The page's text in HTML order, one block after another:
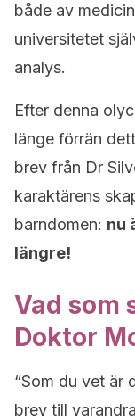
både av
universitetet
analys.
Efter denna
länge förrän
brev från Dr
karaktärens
barndomen: nu
längre!
Vad som
Doktor
“Som du vet är
brev till